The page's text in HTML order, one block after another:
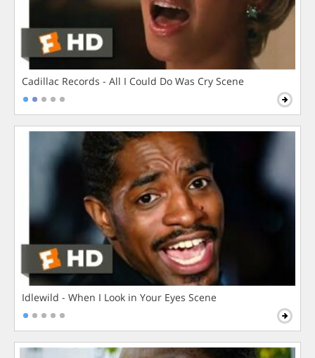
Cadillac Records - All I Could Do Was Cry Scene
Idlewild - When I Look in Your Eyes Scene